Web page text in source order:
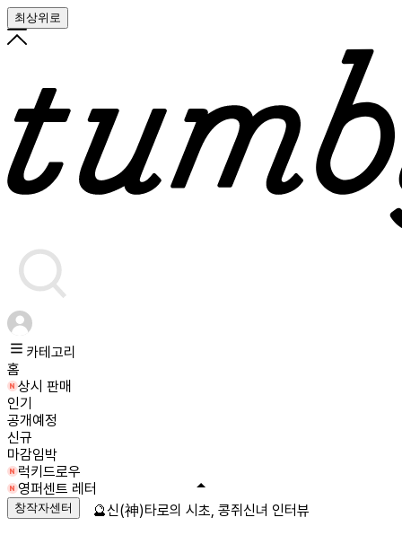
최상위로
카테고리
홈
상시 판매
인기
공개예정
신규
마감임박
럭키드로우
영퍼센트 레터
창작자센터 🔮신(神)타로의 시초, 콩쥐신녀 인터뷰